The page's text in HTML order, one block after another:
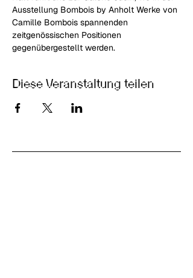
Ausstellung Bombois by Anholt Werke von
Camille Bombois spannenden
zeitgenössischen Positionen
gegenübergestellt werden.
Diese Veranstaltung teilen